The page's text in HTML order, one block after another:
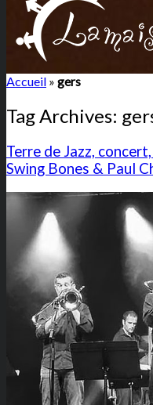
Accueil » gers
Tag Archives:
Terre de Jazz,
Swing Bones & Paul